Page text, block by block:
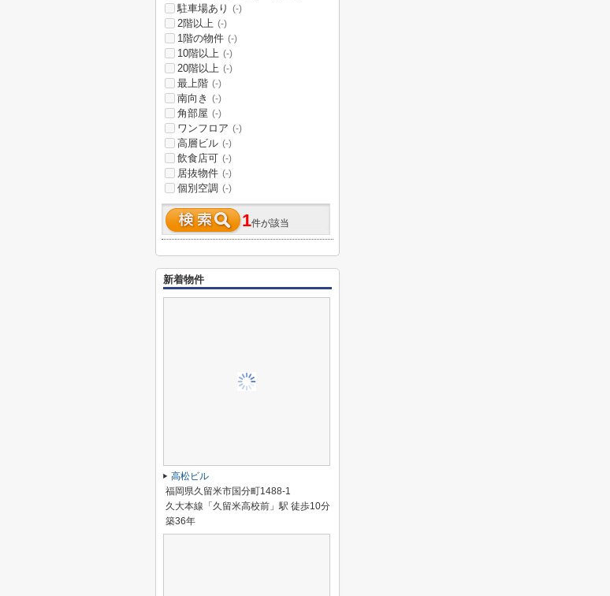
駐車場あり (-)
2階以上 (-)
1階の物件 (-)
10階以上 (-)
20階以上 (-)
最上階 (-)
南向き (-)
角部屋 (-)
ワンフロア (-)
高層ビル (-)
飲食店可 (-)
居抜物件 (-)
個別空調 (-)
1件が該当
新着物件
高松ビル
福岡県久留米市国分町1488-1
久大本線「久留米高校前」駅 徒歩10分
築36年